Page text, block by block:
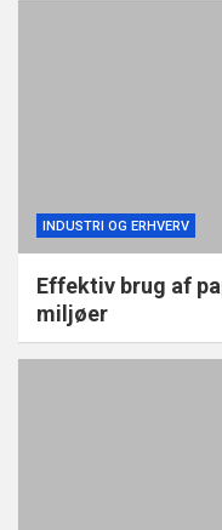
INDUSTRI OG ERHVERV
Effektiv brug af
miljøer